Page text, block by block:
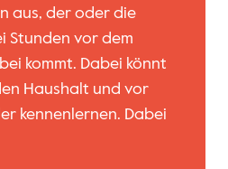
aus, der oder die
Stunden vor dem
kommt. Dabei könnt
Haushalt und vor
kennenlernen. Dabei